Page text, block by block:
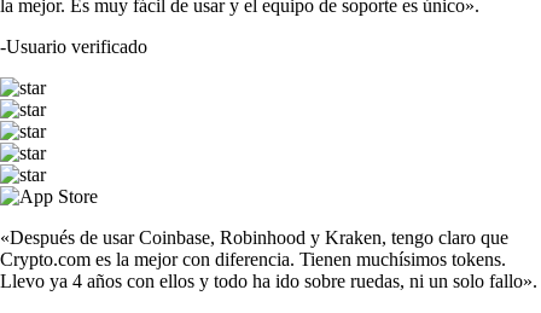
la mejor. Es muy fácil de usar y el equipo de soporte es único».
-Usuario verificado
«Después de usar Coinbase, Robinhood y Kraken, tengo claro que
Crypto.com es la mejor con diferencia. Tienen muchísimos tokens.
Llevo ya 4 años con ellos y todo ha ido sobre ruedas, ni un solo fallo».